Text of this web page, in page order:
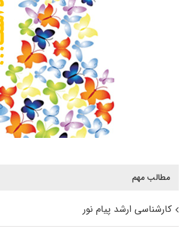
مطالب مهم
کارشناسی ارشد پیام نور